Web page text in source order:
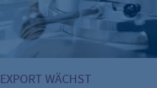
EXPORT WÄCHST